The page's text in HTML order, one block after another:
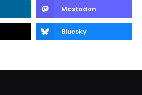
Mastodon
Bluesky